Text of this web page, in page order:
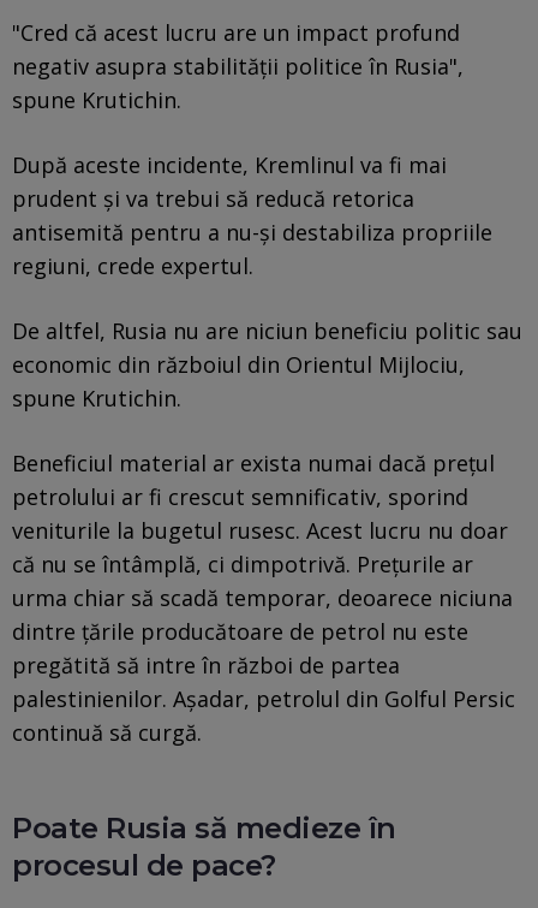
"Cred că acest lucru are un impact profund
negativ asupra stabilității politice în Rusia",
spune Krutichin.
După aceste incidente, Kremlinul va fi mai
prudent și va trebui să reducă retorica
antisemită pentru a nu-și destabiliza propriile
regiuni, crede expertul.
De altfel, Rusia nu are niciun beneficiu politic sau
economic din războiul din Orientul Mijlociu,
spune Krutichin.
Beneficiul material ar exista numai dacă prețul
petrolului ar fi crescut semnificativ, sporind
veniturile la bugetul rusesc. Acest lucru nu doar
că nu se întâmplă, ci dimpotrivă. Prețurile ar
urma chiar să scadă temporar, deoarece niciuna
dintre țările producătoare de petrol nu este
pregătită să intre în război de partea
palestinienilor. Așadar, petrolul din Golful Persic
continuă să curgă.
Poate Rusia să medieze în
procesul de pace?